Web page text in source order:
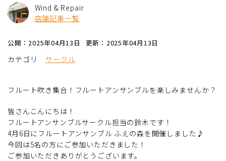
Wind & Repair
店舗記事一覧
公開：2025年04月13日 更新：2025年04月13日
カテゴリ サークル
フルート吹き集合！フルートアンサンブルを楽しみませんか？
皆さんこんにちは！
フルートアンサンブルサークル担当の鈴木です！
4月6日にフルートアンサンブル ふえの森を開催しました♪
今回は5名の方にご参加いただきました！
ご参加いただきありがとうございます。